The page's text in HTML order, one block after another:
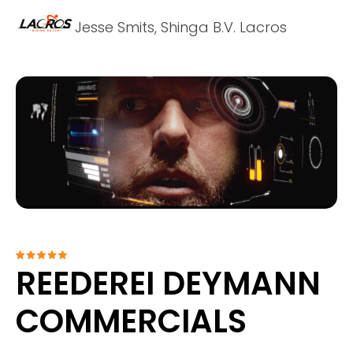
Jesse Smits, Shinga B.V. Lacros
REEDEREI DEYMANN
COMMERCIALS